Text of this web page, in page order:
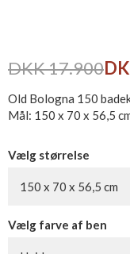
DKK 17.900
Old Bologna 150
Mål: 150 x 70 x 56,5
Vælg størrelse
150 x 70 x 56,5 cm
Vælg farve af ben